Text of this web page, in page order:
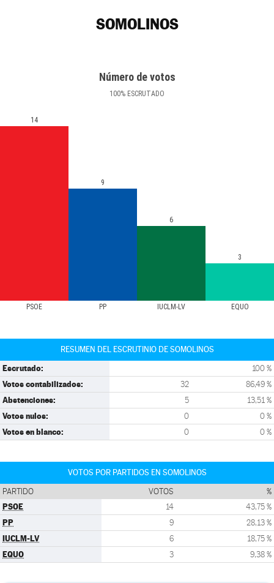
SOMOLINOS
Número de votos
100% ESCRUTADO
PSOE PP IUCLM-LV EQUO
14
9
6
3
RESUMEN DEL ESCRUTINIO DE SOMOLINOS
Escrutado: 100 %
Votos contabilizados: 32 86,49 %
Abstenciones: 5 13,51 %
Votos nulos: 0 0 %
Votos en blanco: 0 0 %
VOTOS POR PARTIDOS EN SOMOLINOS
PARTIDO VOTOS %
PSOE 14 43,75 %
PP 9 28,13 %
IUCLM-LV 6 18,75 %
EQUO 3 9,38 %